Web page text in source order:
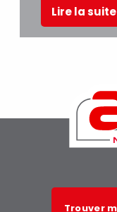
Lire la suite
Trouver